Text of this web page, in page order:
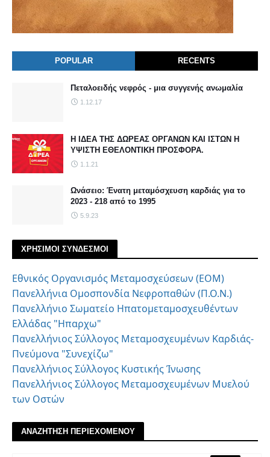
POPULAR RECENTS
Πεταλοειδής νεφρός - μια συγγενής ανωμαλία
1.12.17
Η ΙΔΕΑ ΤΗΣ ΔΩΡΕΑΣ ΟΡΓΑΝΩΝ ΚΑΙ ΙΣΤΩΝ Η
ΥΨΙΣΤΗ ΕΘΕΛΟΝΤΙΚΗ ΠΡΟΣΦΟΡΑ.
1.1.21
Ωνάσειο: Ένατη μεταμόσχευση καρδιάς για το
2023 - 218 από το 1995
5.9.23
ΧΡΗΣΙΜΟΙ ΣΥΝΔΕΣΜΟΙ
Εθνικός Οργανισμός Μεταμοσχεύσεων (ΕΟΜ)
Πανελλήνια Ομοσπονδία Νεφροπαθών (Π.Ο.Ν.)
Πανελλήνιο Σωματείο Ηπατομεταμοσχευθέντων
Ελλάδας "Ηπαρχω"
Πανελλήνιος Σύλλογος Μεταμοσχευμένων Καρδιάς-
Πνεύμονα "Συνεχίζω"
Πανελλήνιος Σύλλογος Κυστικής Ίνωσης
Πανελλήνιος Σύλλογος Μεταμοσχευμένων Μυελού
των Οστών
ΑΝΑΖΗΤΗΣΗ ΠΕΡΙΕΧΟΜΕΝΟΥ